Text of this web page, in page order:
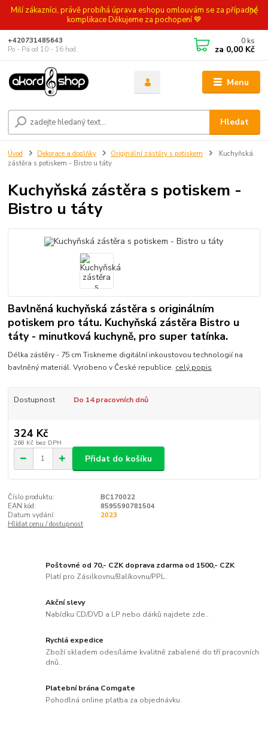
Milí zákazníci, právě probíhá úprava eshopu omlouvám se za případné
komplikace Děkujeme za pochopení 💙
Menu
Hledat
+420731485643
Po - Pá od 10 - 16 hod.
0 ks
za 0,00 Kč
Úvod Dekorace a doplňky Originální zástěry s potiskem
Kuchyňská
zástěra s potiskem - Bistro u táty
Kuchyňská zástěra s potiskem -
Bistro u táty
Bavlněná kuchyňská zástěra s originálním
potiskem pro tátu. Kuchyňská zástěra Bistro u
táty - minutková kuchyně, pro super tatínka.
Délka zástěry - 75 cm Tiskneme digitální inkoustovou technologií na
bavlněný materiál. Vyrobeno v České republice. celý popis
Dostupnost Do 14 pracovních dnů
324 Kč
268 Kč bez DPH
Přidat do košíku
Číslo produktu:
BC170022
EAN kód:
8595590781504
Datum vydání:
2023
Hlídat cenu / dostupnost
Poštovné od 70,- CZK doprava zdarma od 1500,- CZK
Platí pro Zásilkovnu/Balíkovnu/PPL.
Akční slevy
Nabídku CD/DVD a LP nebo dárků najdete zde..
Rychlá expedice
Zboží skladem odesíláme kvalitně zabalené do tří pracovních
dnů..
Platební brána Comgate
Pohodlná online platba za objednávku.